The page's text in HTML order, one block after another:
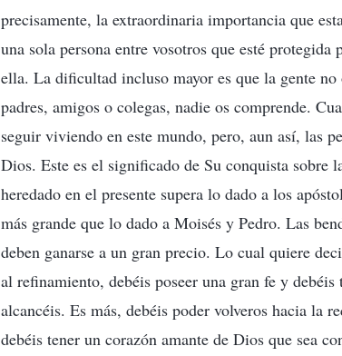
precisamente, la extraordinaria importancia que
una sola persona entre vosotros que esté
ella. La dificultad incluso mayor es que la gente
padres, amigos o colegas, nadie os comprende.
seguir viviendo en este mundo, pero, aun así, las
Dios. Este es el significado de Su conquista sobre
heredado en el presente supera lo dado a los
más grande que lo dado a Moisés y Pedro. Las
deben ganarse a un gran precio. Lo cual quiere
al refinamiento, debéis poseer una gran fe y
alcancéis. Es más, debéis poder volveros hacia la
debéis tener un corazón amante de Dios que sea